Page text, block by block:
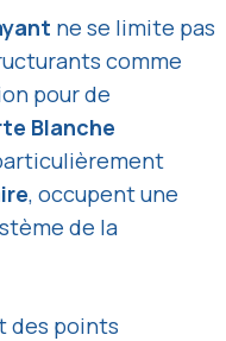
ne se limite pas
comme
pour de
Blanche
, occupent une
de la
des points